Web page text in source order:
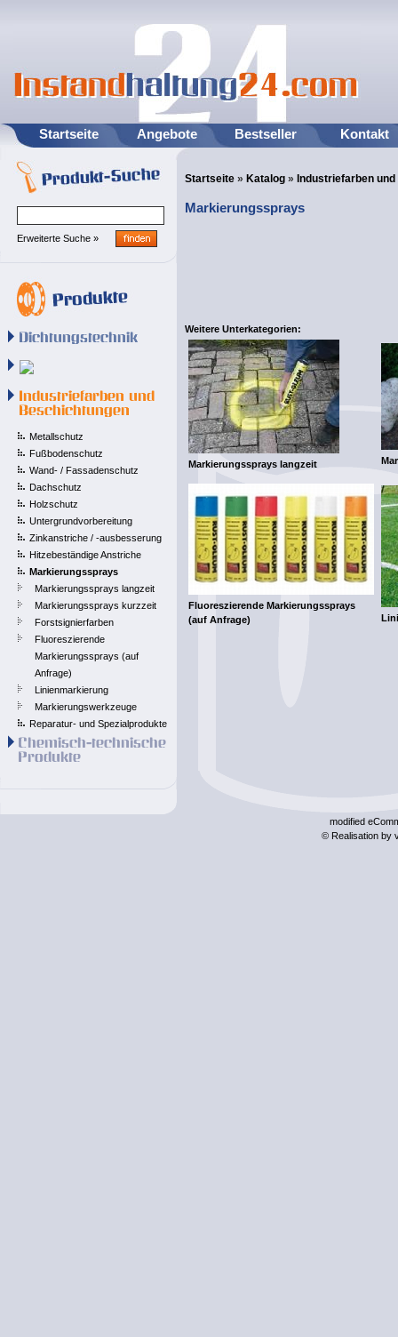
Startseite Angebote Bestseller Kontakt
Erweiterte Suche »
Metallschutz
Fußbodenschutz
Wand- / Fassadenschutz
Dachschutz
Holzschutz
Untergrundvorbereitung
Zinkanstriche / -ausbesserung
Hitzebeständige Anstriche
Markierungssprays
Markierungssprays langzeit
Markierungssprays kurzzeit
Forstsignierfarben
Fluoreszierende
Markierungssprays (auf
Anfrage)
Linienmarkierung
Markierungswerkzeuge
Reparatur- und Spezialprodukte
Startseite » Katalog » Industriefarben
Markierungssprays
Weitere Unterkategorien:
Markierungssprays langzeit
Fluoreszierende Markierungssprays
(auf Anfrage)
modified
© Realisation by